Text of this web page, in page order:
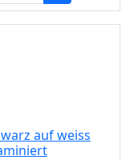
auf weiss